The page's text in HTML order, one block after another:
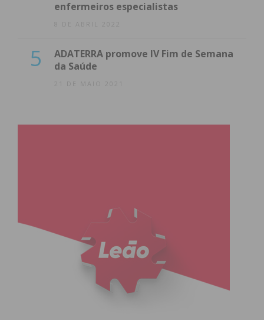
enfermeiros especialistas
8 DE ABRIL 2022
5
ADATERRA promove IV Fim de Semana
da Saúde
21 DE MAIO 2021